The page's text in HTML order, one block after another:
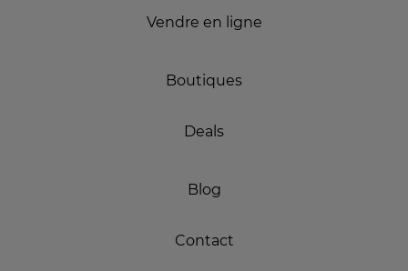
Vendre en ligne
Boutiques
Deals
Blog
Contact